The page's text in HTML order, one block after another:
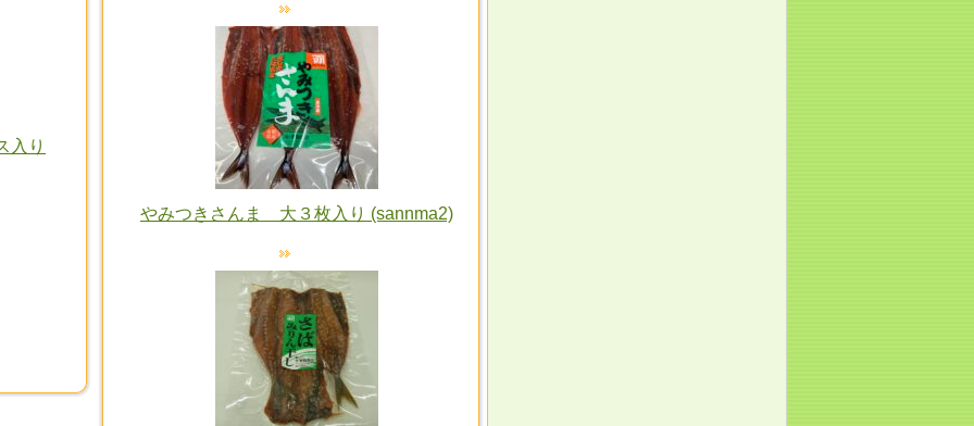
入り
やみつきさんま 大３枚入り (sannma2)